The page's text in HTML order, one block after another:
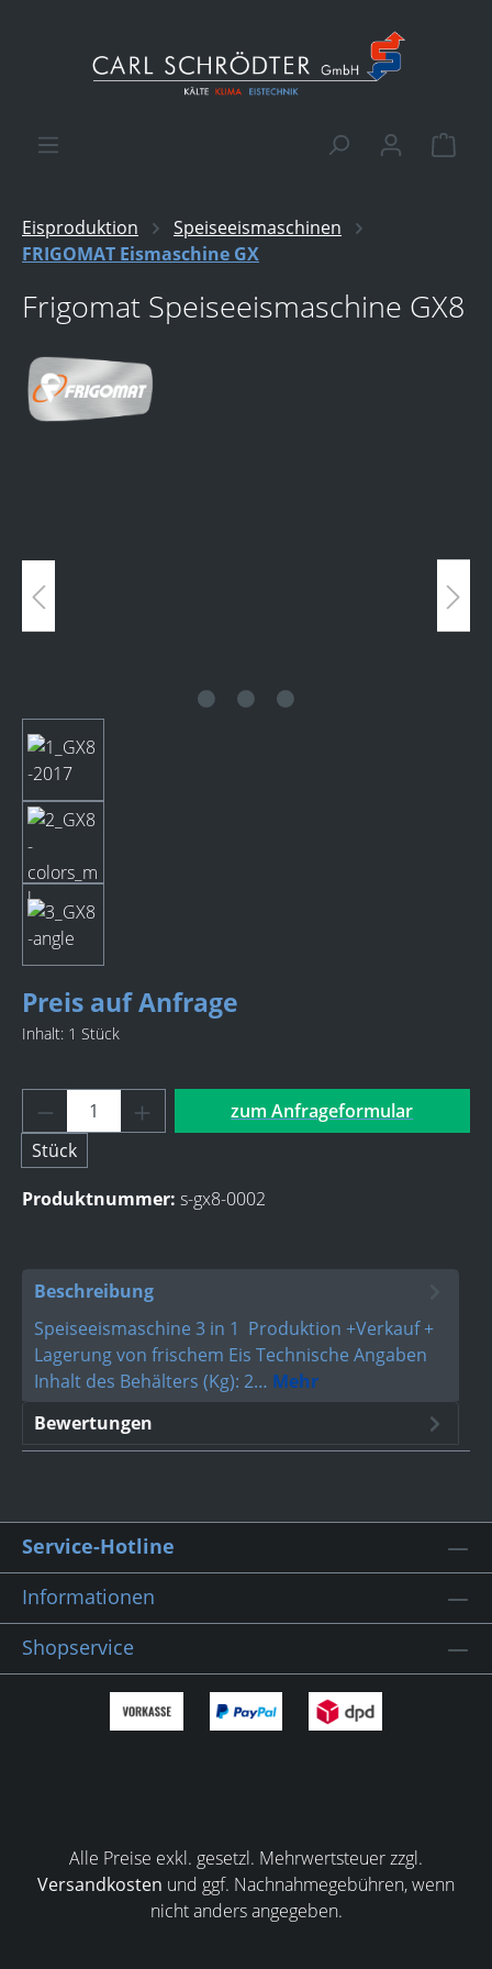
Eisproduktion
Speiseeismaschinen
FRIGOMAT Eismaschine GX
Frigomat Speiseeismaschine GX8
Preis auf Anfrage
Inhalt: 1 Stück
Produkt Anzahl: Gib den
Stück
zum Anfrageformular
Produktnummer: s-gx8-0002
Beschreibung
Speiseeismaschine 3 in 1 Produktion +Verkauf +
Lagerung von frischem Eis Technische Angaben
Inhalt des Behälters (Kg): 2… Mehr
Bewertungen
Service-Hotline
Informationen
Shopservice
Alle Preise exkl. gesetzl. Mehrwertsteuer zzgl.
Versandkosten und ggf. Nachnahmegebühren, wenn
nicht anders angegeben.